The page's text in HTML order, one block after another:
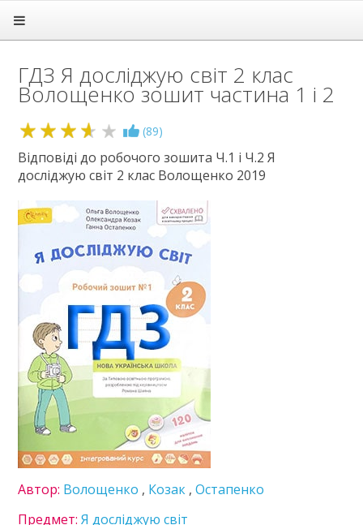
Підручники
ГДЗ
1 клас
2 клас
Англійська мова
Математика
Українська мова
Я досліджую світ
3 клас
5 клас
6 клас
7 клас
9 клас
10 клас
11 клас
Статті
Зв'язок
Політика
ГДЗ Я досліджую світ 2 клас
Волощенко зошит частина 1 і 2
3.6 (89)
Відповіді до робочого зошита Ч.1 і Ч.2 Я
досліджую світ 2 клас Волощенко 2019
Автор: Волощенко , Козак ,Остапенко
Предмет:Я досліджую світ